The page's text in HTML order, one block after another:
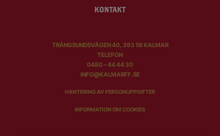
KONTAKT
TRÅNGSUNDSVÄGEN 40, 393 56 KALMAR
TELEFON
0480 – 44 44 30
INFO@KALMARFF.SE
HANTERING AV PERSONUPPGIFTER
INFORMATION OM COOKIES